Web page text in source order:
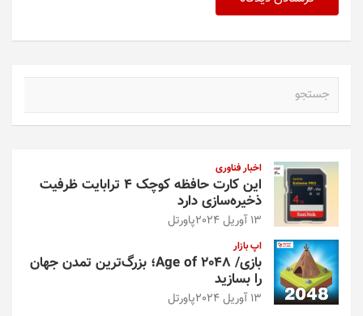
اخبار فناوری
این کارت حافظه کوچک ۴ ترابایت ظرفیت
ذخیره‌سازی دارد
13 آوریل 2024 پاورتل
اپ بازار
بازی/ Age of 2048؛ بزرگ‌ترین تمدن جهان
را بسازید
13 آوریل 2024 پاورتل